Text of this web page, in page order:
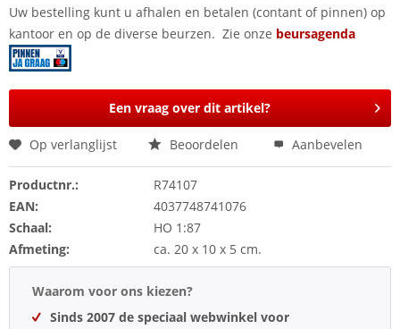
Uw bestelling kunt u afhalen en betalen (contant of pinnen) op
kantoor en op de diverse beurzen. Zie onze beursagenda
Een vraag over dit artikel?
Op verlanglijst Beoordelen Aanbevelen
Productnr.:
R74107
EAN:
4037748741076
Schaal:
HO 1:87
Afmeting:
ca. 20 x 10 x 5 cm.
Waarom voor ons kiezen?
Sinds 2007 de speciaal webwinkel voor